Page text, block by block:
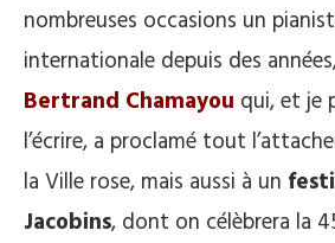
nombreuses occasions un
internationale depuis des
Bertrand Chamayou qui, et je
l’écrire, a proclamé tout
la Ville rose, mais aussi à un
Jacobins, dont on célèbrera la